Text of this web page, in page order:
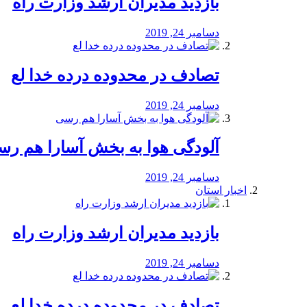
دسامبر 24, 2019
تصادف در محدوده درده خدا لع
دسامبر 24, 2019
آلودگی هوا به بخش آسارا هم
دسامبر 24, 2019
اخبار استان
بازدید مدیران ارشد وزارت راه
دسامبر 24, 2019